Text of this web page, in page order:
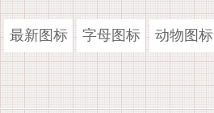
最新图标 字母图标 动物图标